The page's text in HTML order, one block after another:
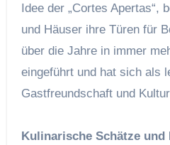
Idee der „Cortes Apertas“,
und Häuser ihre Türen für
über die Jahre in immer
eingeführt und hat sich als
Gastfreundschaft und
Kulinarische Schätze